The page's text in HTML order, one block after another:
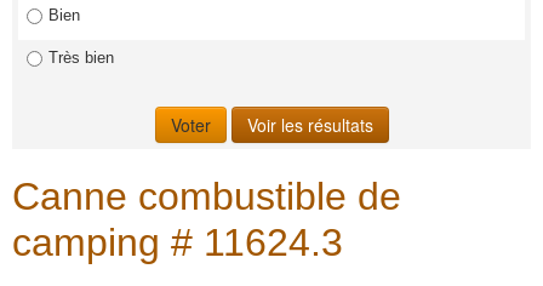
Bien
Très bien
Canne combustible de
camping # 11624.3